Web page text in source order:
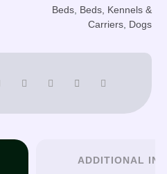
Beds, Beds, Kennels &
Carriers, Dogs
ADDITIONAL